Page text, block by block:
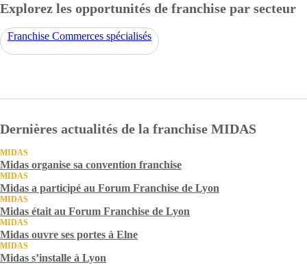
Explorez les opportunités de franchise par secteur
Franchise Commerces spécialisés
Dernières actualités de la franchise MIDAS
MIDAS
Midas organise sa convention franchise
MIDAS
Midas a participé au Forum Franchise de Lyon
MIDAS
Midas était au Forum Franchise de Lyon
MIDAS
Midas ouvre ses portes à Elne
MIDAS
Midas s’installe à Lyon